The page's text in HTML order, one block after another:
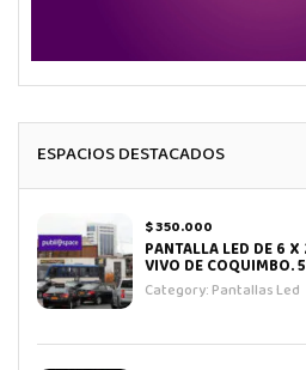
ESPACIOS DESTACADOS
$ 350.000
PANTALLA LED DE 6
VIVO DE COQUIMBO.
Category:Pantallas Led